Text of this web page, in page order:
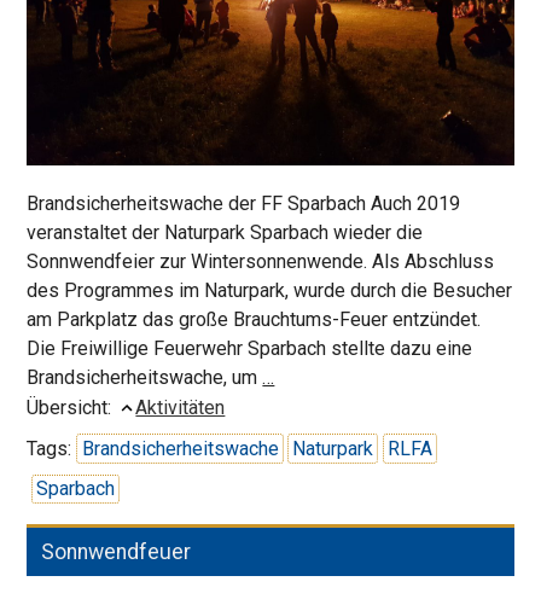
Brandsicherheitswache der FF Sparbach Auch 2019
veranstaltet der Naturpark Sparbach wieder die
Sonnwendfeier zur Wintersonnenwende. Als Abschluss
des Programmes im Naturpark, wurde durch die Besucher
am Parkplatz das große Brauchtums-Feuer entzündet.
Die Freiwillige Feuerwehr Sparbach stellte dazu eine
Brandsicherheitswache, um …
Naturpark
Übersicht:
Aktivitäten
Tags: Brandsicherheitswache Naturpark
RLFA
Sparbach
Sonnwendfeuer